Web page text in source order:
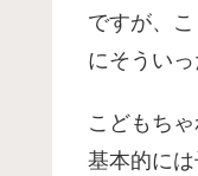
ですが、
にそうい
こどもち
基本的に